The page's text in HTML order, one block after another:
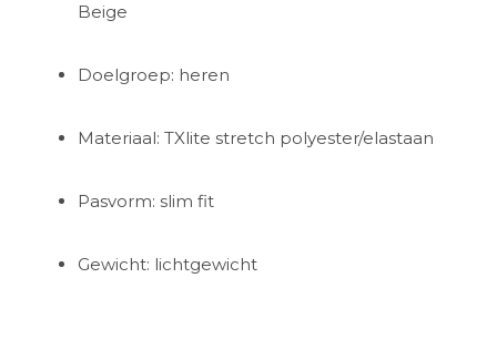
Beige
Doelgroep: heren
Materiaal: TXlite stretch polyester/elastaan
Pasvorm: slim fit
Gewicht: lichtgewicht